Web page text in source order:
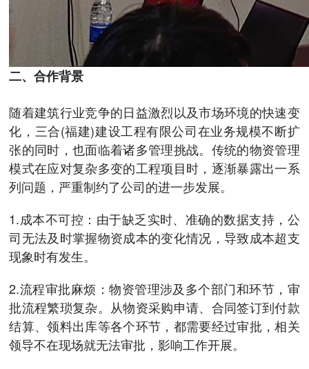
二、合作背景
随着建筑行业竞争的日益激烈以及市场环境的快速变
化，三合(福建)建设工程有限公司在业务规模不断扩
张的同时，也面临着诸多管理挑战。传统的物资管理
模式在应对复杂多变的工程项目时，逐渐暴露出一系
列问题，严重制约了公司的进一步发展。
1.成本不可控：由于缺乏实时、准确的数据支持，公
司无法及时掌握物资成本的变化情况，导致成本超支
现象时有发生。
2.流程审批麻烦：物资管理涉及多个部门和环节，审
批流程繁琐复杂。从物资采购申请、合同签订到付款
结算、领料出库等各个环节，都需要经过审批，相关
领导不在现场就无法审批，影响工作开展。